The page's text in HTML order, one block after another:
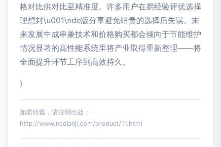
格对比供对比至精准度。许多用户在易经验评优选择
理想封\u001\nde版分享避免昂贵的选择后失误。未
来发展中成串兼技术和价格购买都会倾向于节能维护
情况显著的高性能系统里将产业取得重新整理——将
全面提升环节工序到高效持久。
}
如若转载，请注明出处：
http://www.ncdianji.com/product/11.html